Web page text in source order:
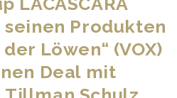
Produkten
Löwen“ (VOX)
Deal mit